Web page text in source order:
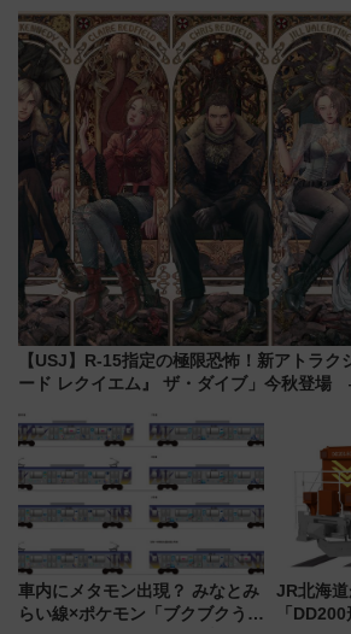
放的な車内空間に注目、デビュ
ーは9月
「新・鉄
の舞台は
【USJ】R-15指定の極限恐怖！新アトラク
ード レクイエム』 ザ・ダイブ」今秋登
車内にメタモン出現？ みなとみ
らい線×ポケモン「ブクブクうみ
JR北海
「